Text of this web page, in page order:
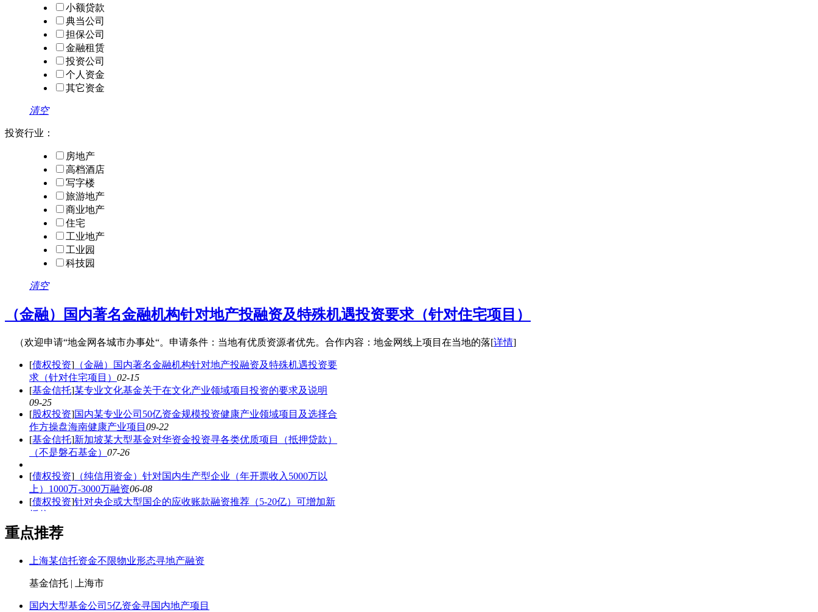
小额贷款
典当公司
担保公司
金融租赁
投资公司
个人资金
其它资金
清空
投资行业：
房地产
高档酒店
写字楼
旅游地产
商业地产
住宅
工业地产
工业园
科技园
清空
（金融）国内著名金融机构针对地产投融资及特殊机遇投资要求（针对住宅项目）
（欢迎申请“地金网各城市办事处“。申请条件：当地有优质资源者优先。合作内容：地金网线上项目在当地的落[详情]
[债权投资] （金融）国内著名金融机构针对地产投融资及特殊机遇投资要
求（针对住宅项目） 02-15
[基金信托]某专业文化基金关于在文化产业领域项目投资的要求及说明
09-25
[股权投资]国内某专业公司50亿资金规模投资健康产业领域项目及选择合
作方操盘海南健康产业项目 09-22
[基金信托]新加坡某大型基金对华资金投资寻各类优质项目（抵押贷款）
（不是磐石基金） 07-26
[债权投资] （纯信用资金）针对国内生产型企业（年开票收入5000万以
上）1000万-3000万融资06-08
[债权投资]针对央企或大型国企的应收账款融资推荐（5-20亿）可增加新
授信
[债权投资
证券化）项目服务
求（基金规模480亿）03-01
[基金信托 ] （中医药基金）国内某大型基金针对中医药大健康项目投资要
求（首期规模50亿）03-01
重点推荐
上海某信托资金不限物业形态寻地产融资
基金信托 | 上海市
国内大型基金公司5亿资金寻国内地产项目